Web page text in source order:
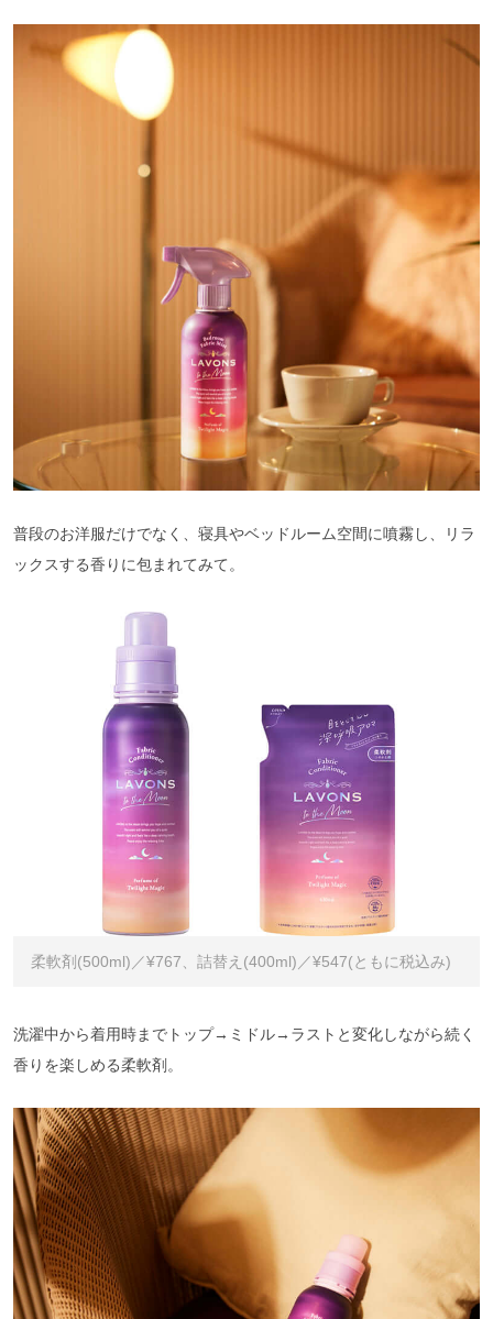
普段のお洋服だけでなく、寝具やベッドルーム空間に噴霧し、リラ
ックスする香りに包まれてみて。
柔軟剤(500ml)／¥767、詰替え(400ml)／¥547(ともに税込み)
洗濯中から着用時までトップ→ミドル→ラストと変化しながら続く
香りを楽しめる柔軟剤。